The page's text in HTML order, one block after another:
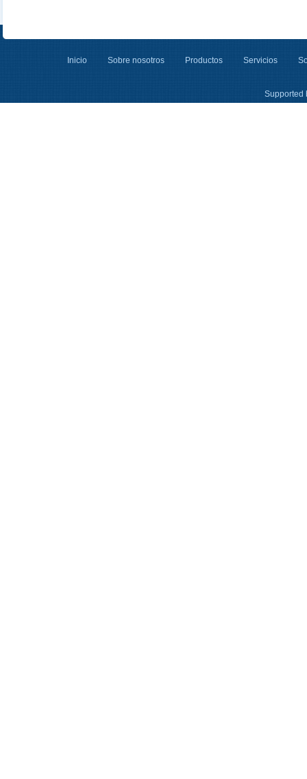
Inicio Sobre nosotros Productos Servicios
Supported